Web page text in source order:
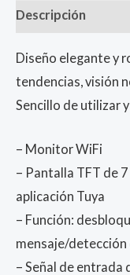
Descripción
Diseño elegante y
tendencias, visión
Sencillo de utilizar
– Monitor WiFi
– Pantalla TFT de
aplicación Tuya
– Función:
mensaje/
– Señal de entrada